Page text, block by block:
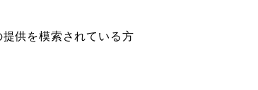
供を模索されている方